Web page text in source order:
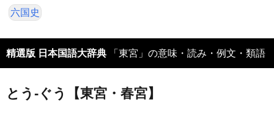
六国史
精選版 日本国語大辞典 「東宮」の意味・読み・例文・類語
とう‐ぐう【東宮・春宮】